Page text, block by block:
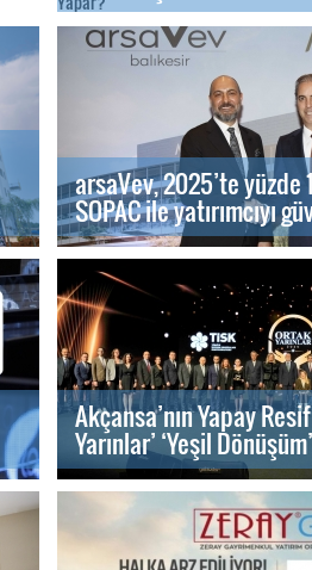
arsaVev, 2025’te yüzde
SOPAC ile yatırımcıyı
Akçansa’nın Yapay
Yarınlar’ ‘Yeşil